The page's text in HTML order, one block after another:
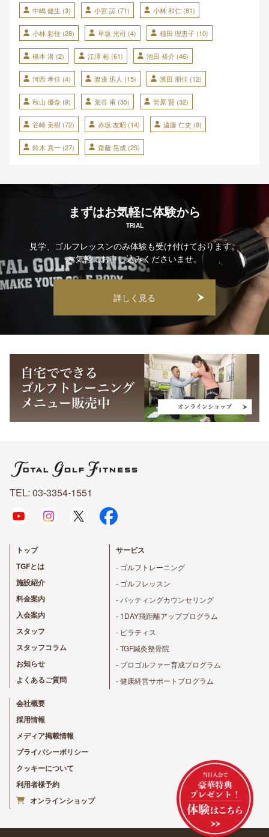
中嶋 健生 (3) 小宮 諒 (71) 小林 和仁 (81)
小林 彩佳 (28) 早坂 光司 (4) 植田 理恵子 (10)
橋本 潜 (2) 江澤 彬 (61) 池田 裕介 (46)
河西 孝佳 (4) 渡邊 迅人 (15) 濱田 朋佳 (12)
秋山 優奈 (9) 荒谷 甫 (35) 菅原 賢 (32)
谷崎 美樹 (72) 赤坂 友昭 (14) 遠藤 仁史 (9)
鈴木 真一 (27) 齋藤 晃成 (25)
まずはお気軽に体験から
TRIAL
見学、ゴルフレッスンのみ体験も受け付けております。
お気軽にお申し込みくださいませ。
詳しく見る
TEL: 03-3354-1551
トップ
TGFとは
施設紹介
料金案内
入会案内
スタッフ
スタッフコラム
お知らせ
よくあるご質問
サービス
- ゴルフトレーニング
- ゴルフレッスン
- パッティングカウンセリング
- 1DAY飛距離アッププログラム
- ピラティス
- TGF鍼灸整骨院
- プロゴルファー育成プログラム
- 健康経営サポートプログラム
会社概要
採用情報
メディア掲載情報
プライバシーポリシー
クッキーについて
利用者様予約
オンラインショップ